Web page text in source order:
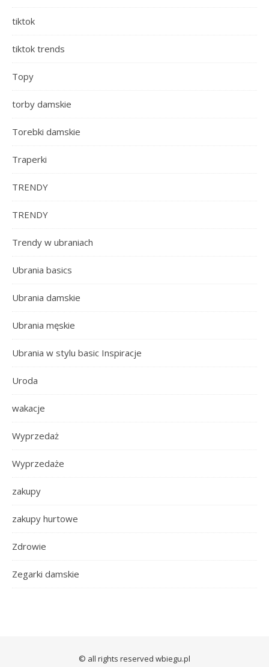
tiktok
tiktok trends
Topy
torby damskie
Torebki damskie
Traperki
TRENDY
TRENDY
Trendy w ubraniach
Ubrania basics
Ubrania damskie
Ubrania męskie
Ubrania w stylu basic Inspiracje
Uroda
wakacje
Wyprzedaż
Wyprzedaże
zakupy
zakupy hurtowe
Zdrowie
Zegarki damskie
© all rights reserved wbiegu.pl